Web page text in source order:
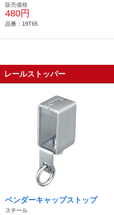
販売価格
480円
品番：19T65
レールストッパー
ベンダーキャップストップ
スチール